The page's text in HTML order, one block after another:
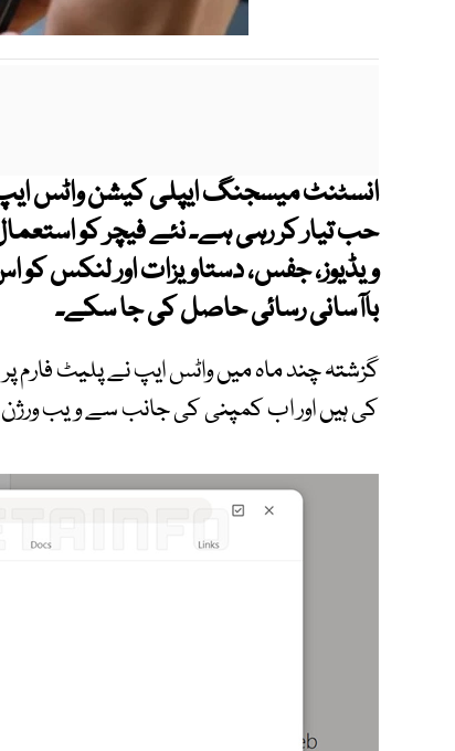
انسٹنٹ میسجنگ ایپلی کیشن واٹس
حب تیار کر رہی ہے۔ نئے فیچر کو
ویڈیوز، جفس، دستاویزات اور لنکس
باآسانی رسائی حاصل کی جا سکے۔
گزشتہ چند ماہ میں واٹس ایپ نے پلیٹ
کی ہیں اور اب کمپنی کی جانب سے ویب ورژن